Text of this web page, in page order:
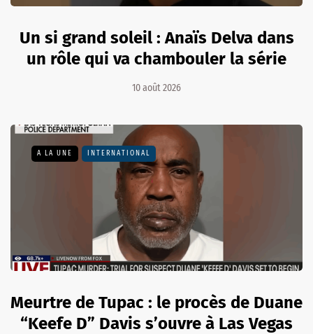
Un si grand soleil : Anaïs Delva dans
un rôle qui va chambouler la série
10 août 2026
A LA UNE INTERNATIONAL
Meurtre de Tupac : le procès de Duane
“Keefe D” Davis s’ouvre à Las Vegas